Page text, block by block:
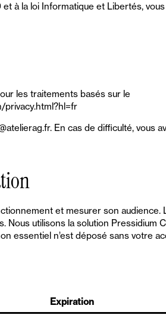
à la loi Informatique et Libertés,
les traitements basés sur le
En cas de difficulté, vous
et mesurer son audience.
utilisons la solution Pressidium
essentiel n’est déposé sans votre
Expiration